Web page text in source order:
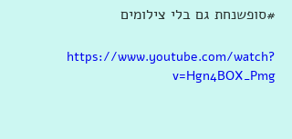
‫#‏סופשנחת‬ גם בלי צילומים
https://www.youtube.com/watch?
v=Hgn4BOX_Pmg